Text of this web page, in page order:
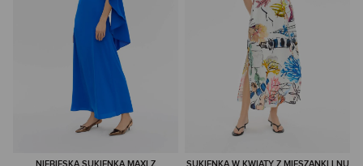
NIEBIESKA SUKIENKA MAXI Z
SUKIENKA W KWIATY Z MIESZANKI LNU